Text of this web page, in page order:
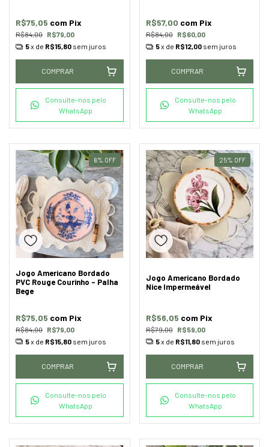
R$84,00 R$79,00
R$75,05 com Pix
5x de R$15,80 sem juros
COMPRAR
Consulte-nos pelo
WhatsApp
R$84,00 R$60,00
R$57,00 com Pix
5x de R$12,00 sem juros
COMPRAR
Consulte-nos pelo
WhatsApp
6% OFF
Jogo Americano Bordado
PVC Rouge Courinho - Palha
Bege
R$84,00 R$79,00
R$75,05 com Pix
5x de R$15,80 sem juros
COMPRAR
Consulte-nos pelo
WhatsApp
25% OFF
Jogo Americano Bordado
Nice Impermeável
R$79,00 R$59,00
R$56,05 com Pix
5x de R$11,80 sem juros
COMPRAR
Consulte-nos pelo
WhatsApp